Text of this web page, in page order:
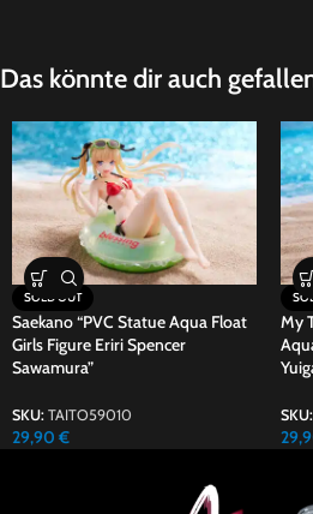
Das könnte dir auch
SOLD OUT
Saekano “PVC Statue Aqua Float
Girls Figure Eriri Spencer
Sawamura”
SKU: TAITO59010
29,90 €
My
SKU: